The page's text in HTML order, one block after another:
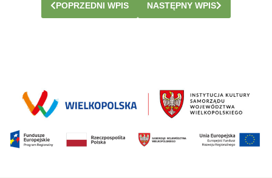
POPRZEDNI WPIS NASTĘPNY WPIS